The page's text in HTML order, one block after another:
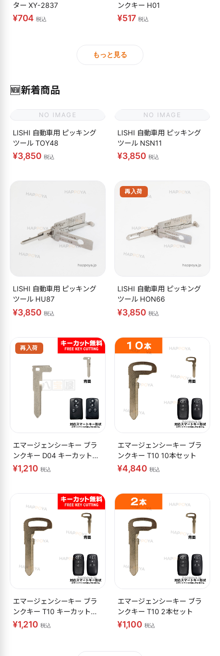
ター XY-2837
¥704税込
ンクキー H01
¥517税込
もっと見る
🆕新着商品
NO IMAGE
LISHI 自動車用 ピッキング
ツール TOY48
¥3,850 税込
NO IMAGE
LISHI 自動車用 ピッキング
ツール NSN11
¥3,850 税込
LISHI 自動車用 ピッキング
ツール HU87
¥3,850 税込
再入荷
LISHI 自動車用 ピッキング
ツール HON66
¥3,850 税込
再入荷
エマージェンシーキー ブラ
ンクキー D04 キーカット無
料
¥1,210 税込
エマージェンシーキー ブラ
ンクキー T10 10本セット
¥4,840 税込
エマージェンシーキー ブラ
ンクキー T10 キーカット無
料
¥1,210 税込
エマージェンシーキー ブラ
ンクキー T10 2本セット
¥1,100 税込